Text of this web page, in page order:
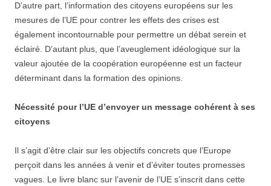
D’autre part, l’information des citoyens européens sur les
mesures de l’UE pour contrer les effets des crises est
également incontournable pour permettre un débat serein et
éclairé. D’autant plus, que l’aveuglement idéologique sur la
valeur ajoutée de la coopération européenne est un facteur
déterminant dans la formation des opinions.
Nécessité pour l’UE d’envoyer un message cohérent à ses
citoyens
Il s’agit d’être clair sur les objectifs concrets que l’Europe
perçoit dans les années à venir et d’éviter toutes promesses
vagues. Le livre blanc sur l’avenir de l’UE s’inscrit dans cette